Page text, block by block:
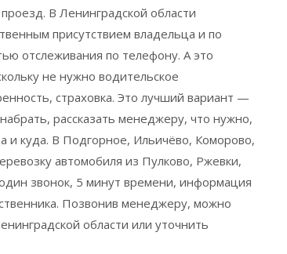
В Ленинградской области
присутствием владельца и по
отслеживания по телефону. А это
не нужно водительское
страховка. Это лучший вариант —
рассказать менеджеру, что нужно,
и куда. В Подгорное, Ильичёво, Коморово,
автомобиля из Пулково, Ржевки,
звонок, 5 минут времени, информация
Позвонив менеджеру, можно
области или уточнить